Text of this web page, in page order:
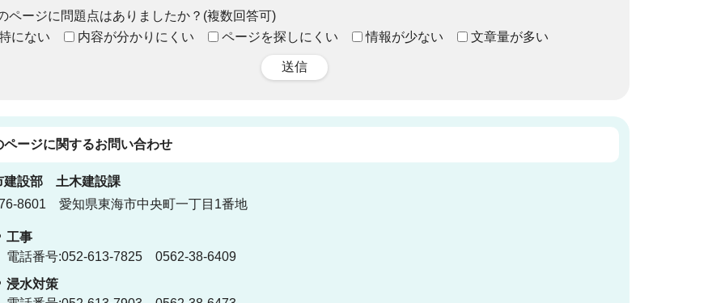
ページに問題点はありましたか？(複数回答可)
にない
内容が分かりにくい ページを探しにくい 情報が少ない 文章量が多い
送信
ページに関するお問い合わせ
建設部 土木建設課
8601 愛知県東海市中央町一丁目1番地
工事
電話番号:052-613-7825 0562-38-6409
浸水対策